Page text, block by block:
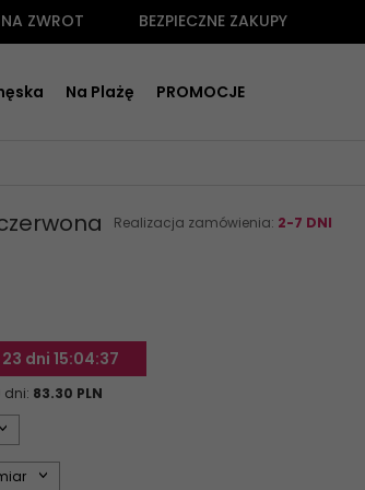
ZWROT BEZPIECZNE ZAKUPY
Na Plażę PROMOCJE
Realizacja zamówienia: 2-7 DNI
23 dni 15:04:36
dni: 83.30 PLN